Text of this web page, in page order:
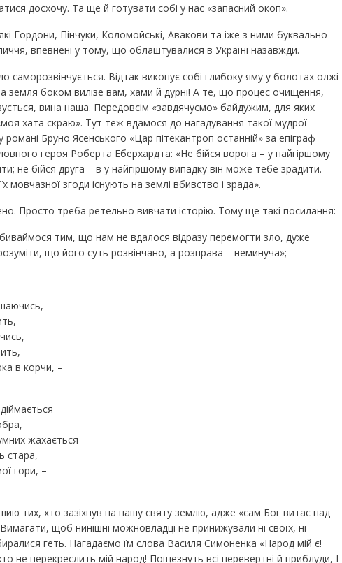
досхочу. Та ще й готувати собі у нас «запасний окоп».
Гордони, Пінчуки, Коломойські, Авакови та іже з ними буквально
впевнені у тому, що облаштувалися в Україні назавжди.
саморозвінчується. Відтак викопує собі глибоку яму у болотах олжі
земля боком вилізе вам, хами й дурні! А те, що процес очищення,
вина наша. Передовсім «завдячуємо» байдужим, для яких
хата скраю». Тут теж вдамося до нагадування такої мудрої
романі Бруно Ясенського «Цар пітекантроп останній» за епіграф
героя Роберта Еберхардта: «Не бійся ворога – у найгіршому
не бійся друга – в у найгіршому випадку він може тебе зрадити.
мовчазної згоди існують на землі вбивство і зрада».
Просто треба ретельно вивчати історію. Тому ще такі посилання:
тим, що нам не вдалося відразу перемогти зло, дуже
що його суть розвінчано, а розправа – неминуча»;
в корчи, –
жахається
стара,
гори, –
тих, хто зазіхнув на нашу святу землю, адже «сам Бог витає над
щоб нинішні можновладці не принижували ні своїх, ні
геть. Нагадаємо їм слова Василя Симоненка «Народ мій є!
не перекреслить мій народ! Пощезнуть всі перевертні й приблуди, І